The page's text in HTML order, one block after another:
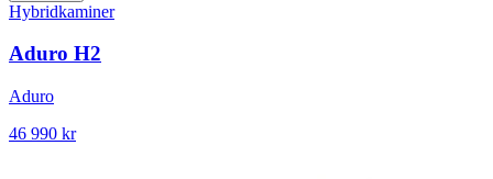
Hybridkaminer
Aduro H2
Aduro
46 990 kr